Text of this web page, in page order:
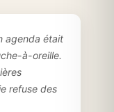
agenda était
à-oreille.
refuse des